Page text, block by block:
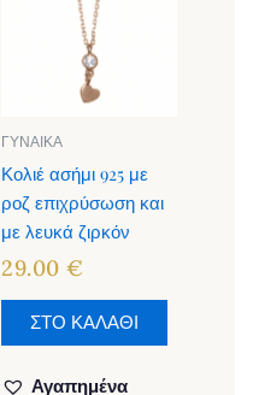
ΓΥΝΑΙΚΑ
Κολιέ ασήμι 925 με
ροζ επιχρύσωση και
με λευκά ζιρκόν
29.00 €
ΣΤΟ ΚΑΛΑΘΙ
Αγαπημένα